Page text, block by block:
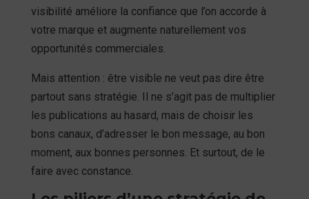
visibilité améliore la confiance que l’on accorde à
votre marque et augmente naturellement vos
opportunités commerciales.
Mais attention : être visible ne veut pas dire être
partout sans stratégie. Il ne s’agit pas de multiplier
les publications au hasard, mais de choisir les
bons canaux, d’adresser le bon message, au bon
moment, aux bonnes personnes. Et surtout, de le
faire avec constance.